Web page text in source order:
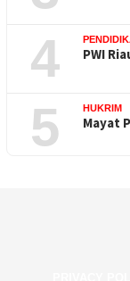
4 PWI
5 HUKRIM
Mayat